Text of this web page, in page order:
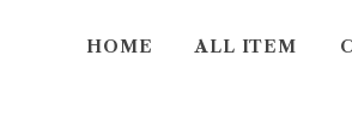
HOME ALL ITEM